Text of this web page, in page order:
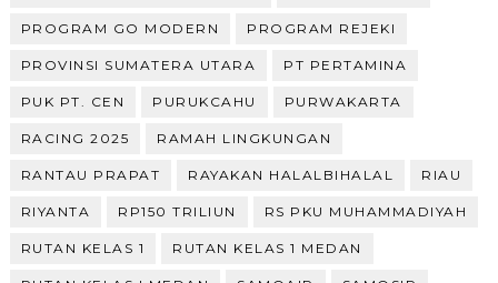
PROGRAM GO MODERN PROGRAM REJEKI
PROVINSI SUMATERA UTARA PT PERTAMINA
PUK PT. CEN PURUKCAHU PURWAKARTA
RACING 2025 RAMAH LINGKUNGAN
RANTAU PRAPAT RAYAKAN HALALBIHALAL RIAU
RIYANTA RP150 TRILIUN RS PKU MUHAMMADIYAH
RUTAN KELAS 1 RUTAN KELAS 1 MEDAN